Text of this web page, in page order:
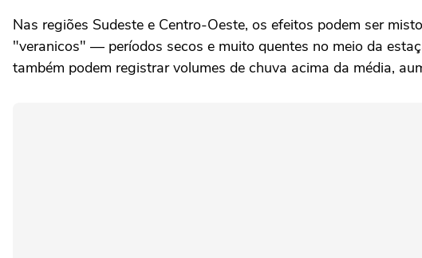
Nas regiões Sudeste e Centro-Oeste, os efeitos podem ser
"veranicos" — períodos secos e muito quentes no meio da
também podem registrar volumes de chuva acima da média,